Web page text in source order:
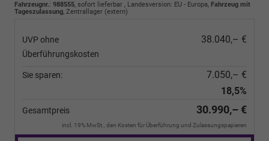
Fahrzeugnr.: 988555, sofort lieferbar , Landesversion: EU - Europa, Fahrzeug mit
Tageszulassung, Zentrallager (extern)
UVP ohne
Überführungskosten
38.040,– €
Sie sparen:
7.050,– €
18,5%
Gesamtpreis 30.990,– €
incl. 19% MwSt., den Kosten für Überführung und Zulassungspapieren